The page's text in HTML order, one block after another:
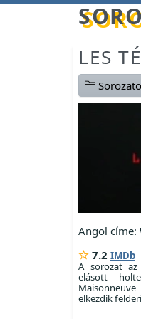
Betöltés...
LES
Angol címe:
7.2 IMDb
A sorozat az
elásott
elkezdik